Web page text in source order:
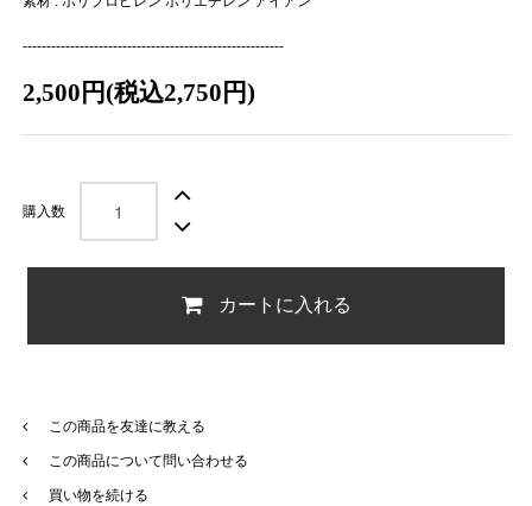
-------------------------------------------------------
2,500円(税込2,750円)
購入数
カートに入れる
この商品を友達に教える
この商品について問い合わせる
買い物を続ける